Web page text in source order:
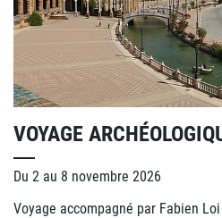
VOYAGE
Du 2 au 8 novembre 2026
Voyage accompagné par Fabien